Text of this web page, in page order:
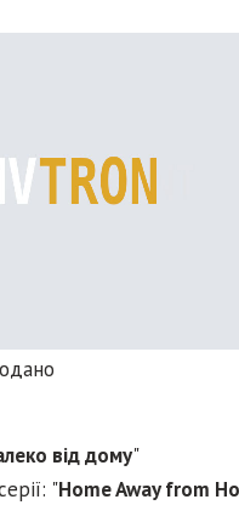
від дому"
"Home Away from